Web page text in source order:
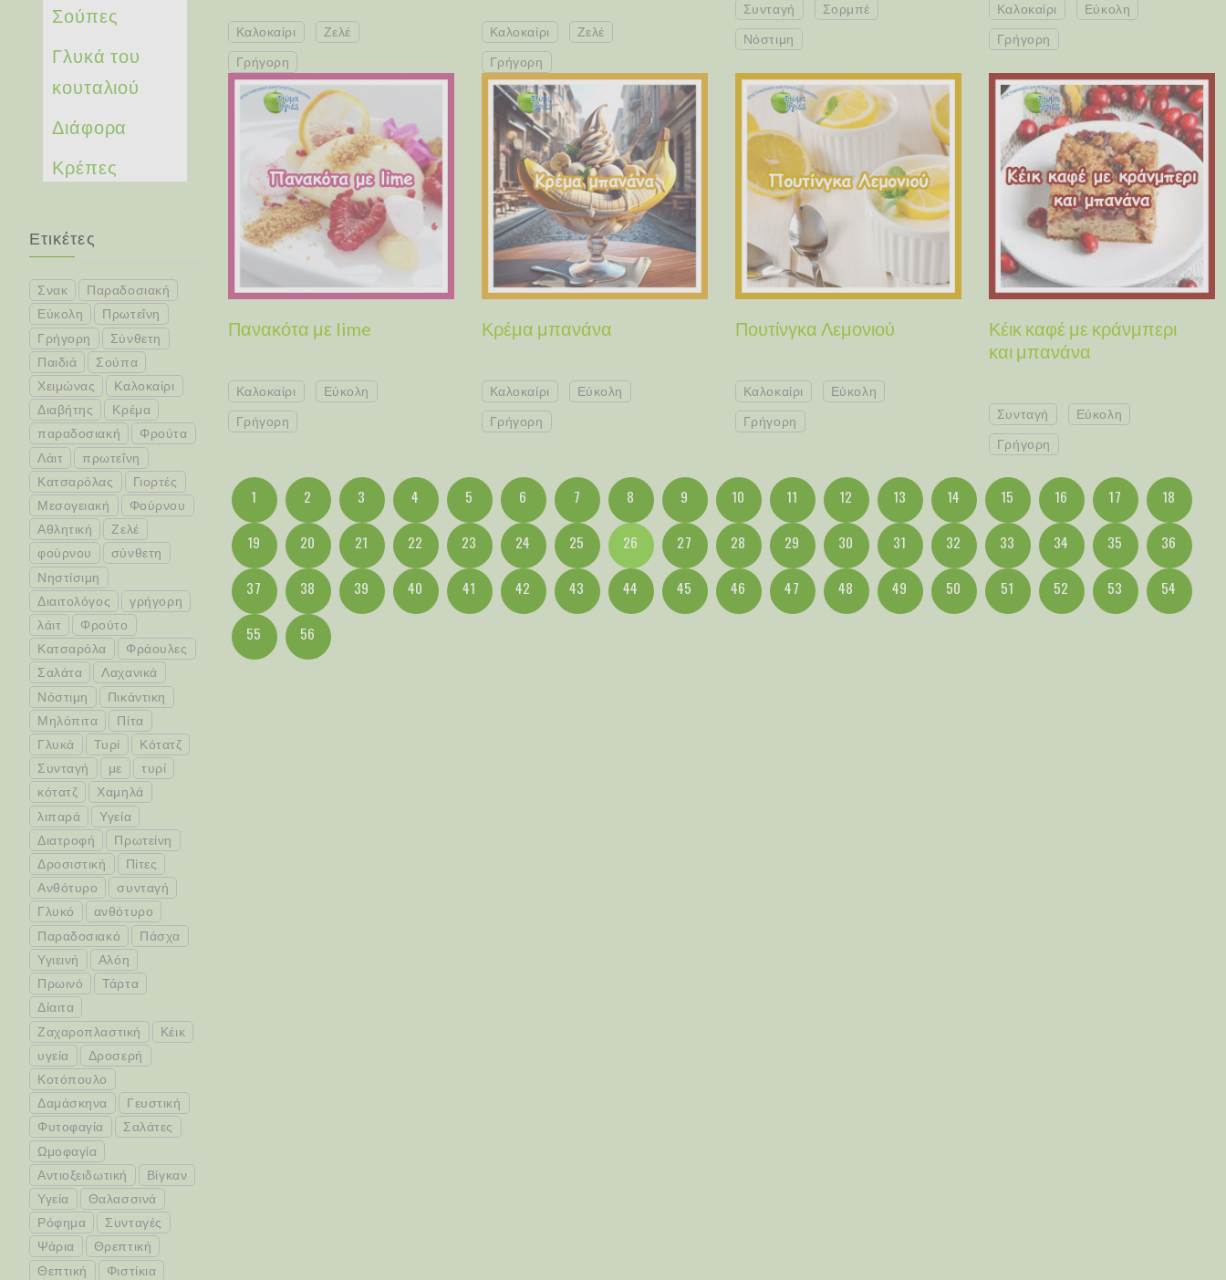
Σούπες
Γλυκά του
κουταλιού
Διάφορα
Κρέπες
Ετικέτες
Σνακ
Παραδοσιακή
Εύκολη
Πρωτεΐνη
Γρήγορη
Σύνθετη
Παιδιά
Σούπα
Χειμώνας
Καλοκαίρι
Διαβήτης
Κρέμα
παραδοσιακή
Φρούτα
Λάιτ
πρωτεΐνη
Κατσαρόλας
Γιορτές
Μεσογειακή
Φούρνου
Αθλητική
Ζελέ
φούρνου
σύνθετη
Νηστίσιμη
Διαιτολόγος
γρήγορη
λάιτ
Φρούτο
Κατσαρόλα
Φράουλες
Σαλάτα
Λαχανικά
Νόστιμη
Πικάντικη
Μηλόπιτα
Πίτα
Γλυκά
Τυρί
Κότατζ
Συνταγή
με
τυρί
κότατζ
Χαμηλά
λιπαρά
Υγεία
Διατροφή
Πρωτείνη
Δροσιστική
Πίτες
Ανθότυρο
συνταγή
Γλυκό
ανθότυρο
Παραδοσιακό
Πάσχα
Υγιεινή
Αλόη
Πρωινό
Τάρτα
Δίαιτα
Ζαχαροπλαστική
Κέικ
υγεία
Δροσερή
Κοτόπουλο
Δαμάσκηνα
Γευστική
Φυτοφαγία
Σαλάτες
Ωμοφαγία
Αντιοξειδωτική
Βίγκαν
Υγεία
Θαλασσινά
Ρόφημα
Συνταγές
Ψάρια
Θρεπτική
Θεπτική
Φιστίκια
Καλοκαίρι
Ζελέ
Γρήγορη
Καλοκαίρι
Ζελέ
Γρήγορη
Συνταγή
Σορμπέ
Νόστιμη
Καλοκαίρι
Εύκολη
Γρήγορη
Πανακότα με lime
Καλοκαίρι
Εύκολη
Γρήγορη
Κρέμα μπανάνα
Καλοκαίρι
Εύκολη
Γρήγορη
Πουτίνγκα Λεμονιού
Καλοκαίρι
Εύκολη
Γρήγορη
Κέικ καφέ με κράνμπερι
και μπανάνα
Συνταγή
Εύκολη
Γρήγορη
1 2 3 4 5 6 7 8 9 10 11 12 13 14 15 16 17 18
19 20 21 22 23 24 25 26 27 28 29 30 31 32 33 34 35 36
37 38 39 40 41 42 43 44 45 46 47 48 49 50 51 52 53 54
55 56